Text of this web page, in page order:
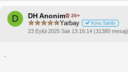
D DH Anonim 20+
Yarbay Konu Sahibi
23 Eylül 2025 Salı 13:16:14 (31380 mesaj)